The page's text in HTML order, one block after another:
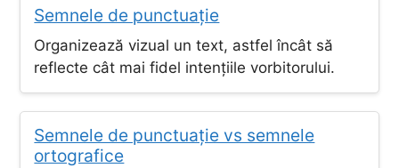
Semnele de punctuație
Organizează vizual un text, astfel încât să
reflecte cât mai fidel intențiile vorbitorului.
Semnele de punctuație vs semnele
ortografice